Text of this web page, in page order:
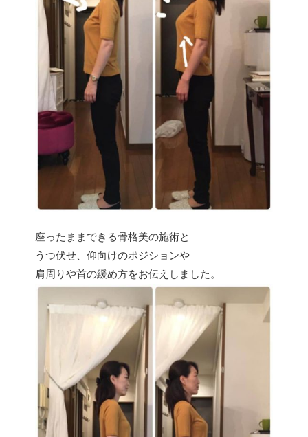
座ったままできる骨格美の施術と
うつ伏せ、仰向けのポジションや
肩周りや首の緩め方をお伝えしました。